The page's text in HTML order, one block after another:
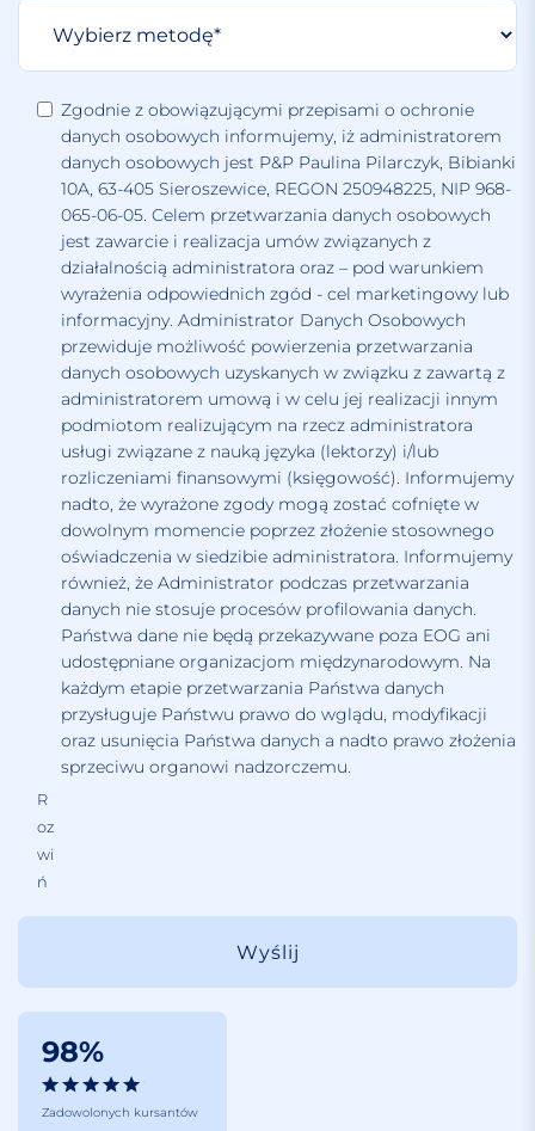
Zgodnie z obowiązującymi przepisami o ochronie
danych osobowych informujemy, iż administratorem
danych osobowych jest P&P Paulina Pilarczyk, Bibianki
10A, 63-405 Sieroszewice, REGON 250948225, NIP 968-
065-06-05. Celem przetwarzania danych osobowych
jest zawarcie i realizacja umów związanych z
działalnością administratora oraz – pod warunkiem
wyrażenia odpowiednich zgód - cel marketingowy lub
informacyjny. Administrator Danych Osobowych
przewiduje możliwość powierzenia przetwarzania
danych osobowych uzyskanych w związku z zawartą z
administratorem umową i w celu jej realizacji innym
podmiotom realizującym na rzecz administratora
usługi związane z nauką języka (lektorzy) i/lub
rozliczeniami finansowymi (księgowość). Informujemy
nadto, że wyrażone zgody mogą zostać cofnięte w
dowolnym momencie poprzez złożenie stosownego
oświadczenia w siedzibie administratora. Informujemy
również, że Administrator podczas przetwarzania
danych nie stosuje procesów profilowania danych.
Państwa dane nie będą przekazywane poza EOG ani
udostępniane organizacjom międzynarodowym. Na
każdym etapie przetwarzania Państwa danych
przysługuje Państwu prawo do wglądu, modyfikacji
oraz usunięcia Państwa danych a nadto prawo złożenia
sprzeciwu organowi nadzorczemu.
R
oz
wi
ń
98%
Zadowolonych kursantów